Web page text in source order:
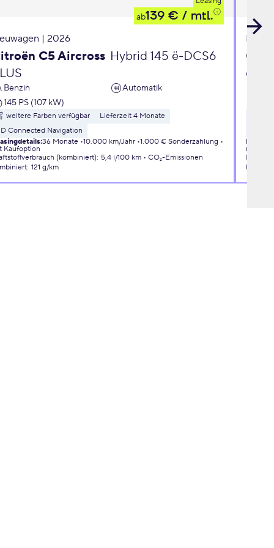
ab139 € / mtl.
| 2026
C5 Aircross Hybrid 145 ë-DCS6
Benzin
Automatik
145 PS (107 kW)
weitere Farben verfügbar
Lieferzeit 4 Monate
Connected Navigation
:36 Monate 10.000 km/Jahr 1.000 € Sonderzahlung
Kaufoption
(kombiniert): 5,4 l/100 km
CO₂-Emissionen
: 121 g/km
mit